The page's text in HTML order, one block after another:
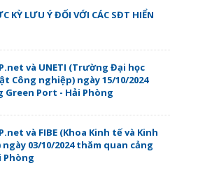
KỲ LƯU Ý ĐỐI VỚI CÁC SĐT HIỂN
và UNETI (Trường Đại học
Công nghiệp) ngày 15/10/2024
Green Port - Hải Phòng
và FIBE (Khoa Kinh tế và Kinh
03/10/2024 thăm quan cảng
Phòng